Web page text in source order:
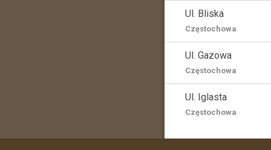
Ul. Bliska
Częstochowa
Ul. Gazowa
Częstochowa
Ul. Iglasta
Częstochowa